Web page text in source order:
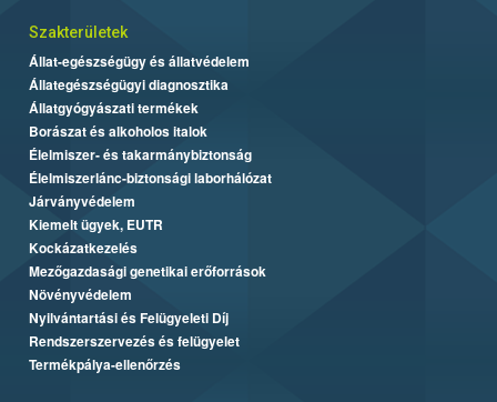
Szakterületek
Állat-egészségügy és állatvédelem
Állategészségügyi diagnosztika
Állatgyógyászati termékek
Borászat és alkoholos italok
Élelmiszer- és takarmánybiztonság
Élelmiszerlánc-biztonsági laborhálózat
Járványvédelem
Kiemelt ügyek, EUTR
Kockázatkezelés
Mezőgazdasági genetikai erőforrások
Növényvédelem
Nyilvántartási és Felügyeleti Díj
Rendszerszervezés és felügyelet
Termékpálya-ellenőrzés